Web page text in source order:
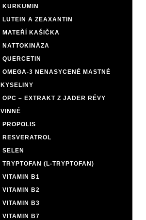
KURKUMIN
LUTEIN A ZEAXANTIN
MATEŘÍ KAŠIČKA
NATTOKINÁZA
QUERCETIN
OMEGA-3 NENASYCENÉ MASTNÉ
KYSELINY
OPC – EXTRAKT Z JADER RÉVY
VINNÉ
PROPOLIS
RESVERATROL
SELEN
TRYPTOFAN (L-TRYPTOFAN)
VITAMIN B1
VITAMIN B2
VITAMIN B3
VITAMIN B7